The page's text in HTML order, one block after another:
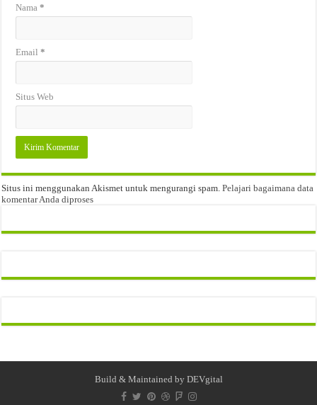
Nama*
Email*
Situs Web
Situs ini menggunakan Akismet untuk mengurangi spam.Pelajari bagaimana data
komentar Anda diproses
Build & Maintained by DEVgital